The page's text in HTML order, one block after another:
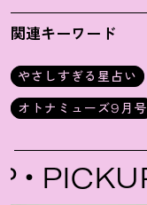
関連キーワード
やさしすぎる星占い
オトナミューズ9月号
PICKUP